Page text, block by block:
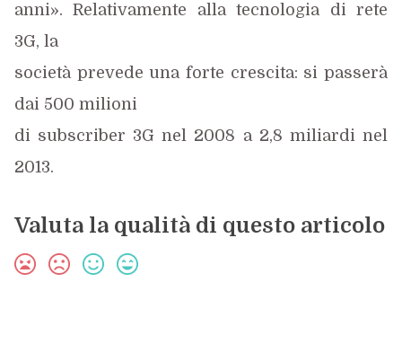
anni». Relativamente alla tecnologia di rete
3G, la
società prevede una forte crescita: si passerà
dai 500 milioni
di subscriber 3G nel 2008 a 2,8 miliardi nel
2013.
Valuta la qualità di questo articolo